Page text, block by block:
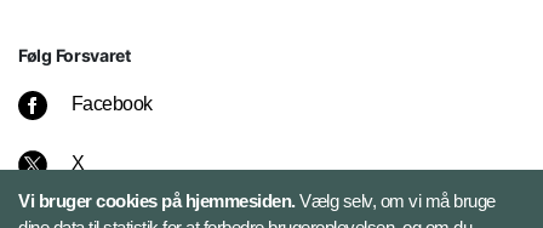
Følg Forsvaret
Facebook
X
Instagram
Vi bruger cookies på hjemmesiden.Vælg selv, om vi må bruge